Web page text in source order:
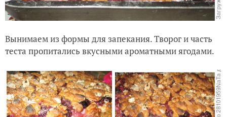
Вынимаем из формы для запекания. Творог и часть
теста пропитались вкусными ароматными ягодами.